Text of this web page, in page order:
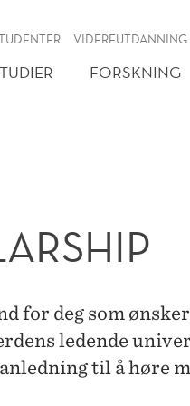
VIDEREUTDANNING
FORSKNING
for deg som
ledende
til å høre